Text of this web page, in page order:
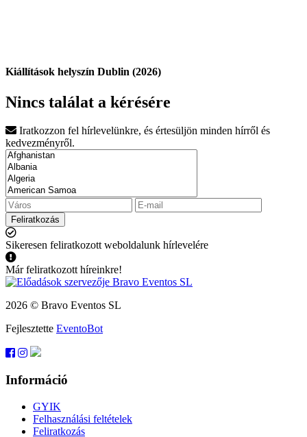
Kiállítások helyszín Dublin (2026)
Nincs találat a kérésére
Iratkozzon fel hírlevelünkre, és értesüljön minden hírről és
kedvezményről.
Feliratkozás
Sikeresen feliratkozott weboldalunk hírlevelére
Már feliratkozott híreinkre!
2026 © Bravo Eventos SL
Fejlesztette EventoBot
Információ
GYIK
Felhasználási feltételek
Feliratkozás